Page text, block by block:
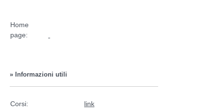
Home
page:
» Informazioni utili
Corsi: link